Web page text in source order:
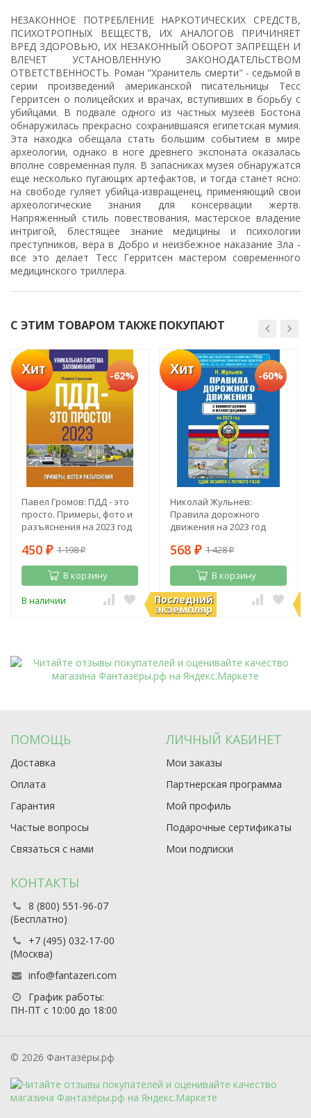
НЕЗАКОННОЕ ПОТРЕБЛЕНИЕ НАРКОТИЧЕСКИХ СРЕДСТВ,
ПСИХОТРОПНЫХ ВЕЩЕСТВ, ИХ АНАЛОГОВ ПРИЧИНЯЕТ
ВРЕД ЗДОРОВЬЮ, ИХ НЕЗАКОННЫЙ ОБОРОТ ЗАПРЕЩЕН И
ВЛЕЧЕТ УСТАНОВЛЕННУЮ ЗАКОНОДАТЕЛЬСТВОМ
ОТВЕТСТВЕННОСТЬ. Роман "Хранитель смерти" - седьмой в
серии произведений американской писательницы Тесс
Герритсен о полицейских и врачах, вступивших в борьбу с
убийцами. В подвале одного из частных музеев Бостона
обнаружилась прекрасно сохранившаяся египетская мумия.
Эта находка обещала стать большим событием в мире
археологии, однако в ноге древнего экспоната оказалась
вполне современная пуля. В запасниках музея обнаружатся
еще несколько пугающих артефактов, и тогда станет ясно:
на свободе гуляет убийца-извращенец, применяющий свои
археологические знания для консервации жертв.
Напряженный стиль повествования, мастерское владение
интригой, блестящее знание медицины и психологии
преступников, вера в Добро и неизбежное наказание Зла -
все это делает Тесс Герритсен мастером современного
медицинского триллера.
С ЭТИМ ТОВАРОМ ТАКЖЕ ПОКУПАЮТ
Хит -62%
Павел Громов: ПДД - это
просто. Примеры, фото и
разъяснения на 2023 год
450 ₽ 1 198₽
В корзину
В наличии
Хит
Последний
экземпляр
-60%
Николай Жульнев:
Правила дорожного
движения на 2023 год
568 ₽ 1 428₽
В корзину
В наличии
ПОМОЩЬ
Доставка
Оплата
Гарантия
Частые вопросы
Связаться с нами
ЛИЧНЫЙ КАБИНЕТ
Мои заказы
Партнерская программа
Мой профиль
Подарочные сертификаты
Мои подписки
КОНТАКТЫ
8 (800) 551-96-07
(Бесплатно)
+7 (495) 032-17-00
(Москва)
info@fantazeri.com
График работы:
ПН-ПТ с 10:00 до 18:00
© 2026 Фантазёры.рф